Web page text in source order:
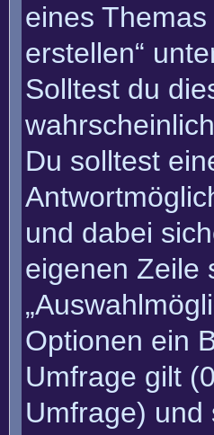
eines
erstellen“
Solltest du
Du solltest
und dabei
eigenen Zeile
Optionen ein
Umfrage gilt
Umfrage)